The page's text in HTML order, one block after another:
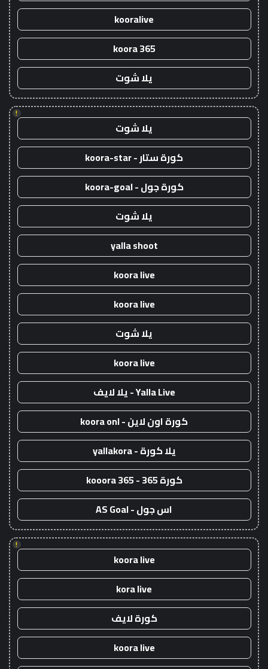
kooralive
koora 365
يلا شوت
!
يلا شوت
كورة ستار - koora-star
كورة جول - koora-goal
يلا شوت
yalla shoot
koora live
koora live
يلا شوت
koora live
Yalla Live - يلا لايف
كورة اون لاين - koora onl
يلا كورة - yallakora
كورة 365 - kooora 365
اس جول - AS Goal
!
koora live
kora live
كورة لايف
koora live